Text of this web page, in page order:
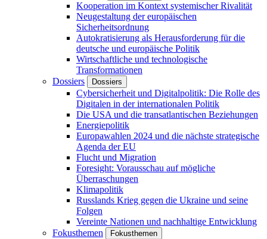
Kooperation im Kontext systemischer Rivalität
Neugestaltung der europäischen
Sicherheitsordnung
Autokratisierung als Herausforderung für die
deutsche und europäische Politik
Wirtschaftliche und technologische
Transformationen
Dossiers
Dossiers
Cybersicherheit und Digitalpolitik: Die Rolle des
Digitalen in der internationalen Politik
Die USA und die transatlantischen Beziehungen
Energiepolitik
Europawahlen 2024 und die nächste strategische
Agenda der EU
Flucht und Migration
Foresight: Vorausschau auf mögliche
Überraschungen
Klimapolitik
Russlands Krieg gegen die Ukraine und seine
Folgen
Vereinte Nationen und nachhaltige Entwicklung
Fokusthemen
Fokusthemen